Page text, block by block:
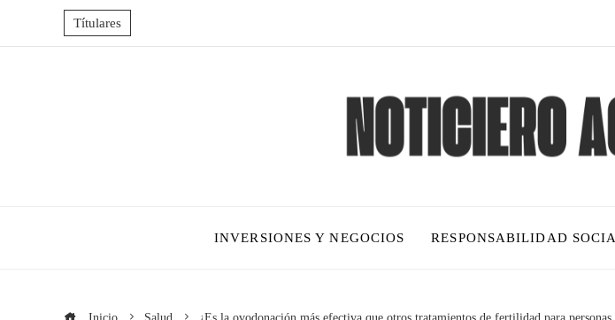
Títulares
INVERSIONES Y NEGOCIOS RESPONSABILIDAD